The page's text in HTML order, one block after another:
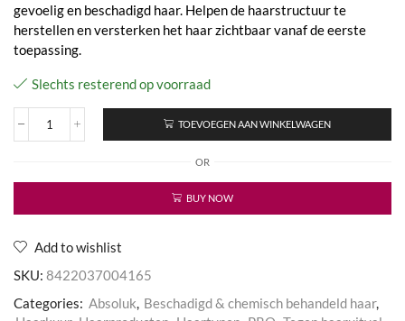
gevoelig en beschadigd haar. Helpen de haarstructuur te
herstellen en versterken het haar zichtbaar vanaf de eerste
toepassing.
Slechts resterend op voorraad
Diagnostic
Ampoules
TOEVOEGEN AAN WINKELWAGEN
OR
BUY NOW
Add to wishlist
SKU: 8422037004165
Categories: Absoluk, Beschadigd & chemisch behandeld haar,